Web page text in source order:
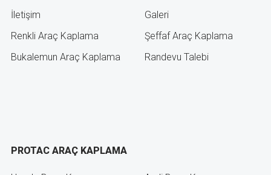
İletişim
Galeri
Renkli Araç Kaplama
Şeffaf Araç Kaplama
Bukalemun Araç Kaplama
Randevu Talebi
PROTAC ARAÇ KAPLAMA